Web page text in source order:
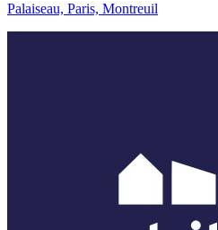
Palaiseau, Paris, Montreuil